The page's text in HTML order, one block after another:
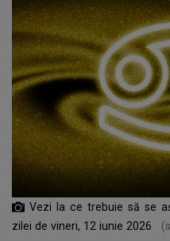
Vezi la ce trebuie să se
zilei de vineri, 12 iunie 2026